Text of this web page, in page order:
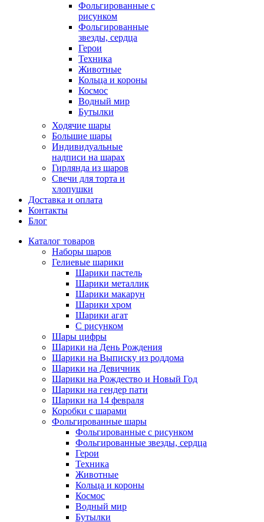
Фольгированные с
рисунком
Фольгированные
звезды, сердца
Герои
Техника
Животные
Кольца и короны
Космос
Водный мир
Бутылки
Ходячие шары
Большие шары
Индивидуальные
надписи на шарах
Гирлянда из шаров
Свечи для торта и
хлопушки
Доставка и оплата
Контакты
Блог
Каталог товаров
Наборы шаров
Гелиевые шарики
Шарики пастель
Шарики металлик
Шарики макарун
Шарики хром
Шарики агат
С рисунком
Шары цифры
Шарики на День Рождения
Шарики на Выписку из роддома
Шарики на Девичник
Шарики на Рождество и Новый Год
Шарики на гендер пати
Шарики на 14 февраля
Коробки с шарами
Фольгированные шары
Фольгированные с рисунком
Фольгированные звезды, сердца
Герои
Техника
Животные
Кольца и короны
Космос
Водный мир
Бутылки